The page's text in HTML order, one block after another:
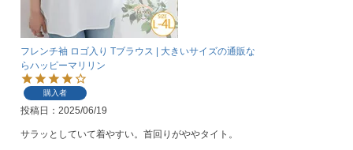
フレンチ袖 ロゴ入り Tブラウス | 大きいサイズの通販な
らハッピーマリリン
購入者
投稿日 2025/06/19
サラッとしていて着やすい。首回りがややタイト。